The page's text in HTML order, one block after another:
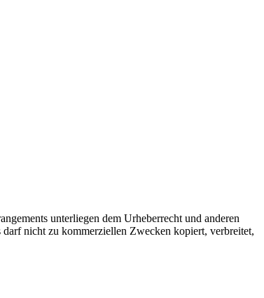
unterliegen dem Urheberrecht und anderen
nicht zu kommerziellen Zwecken kopiert, verbreitet,